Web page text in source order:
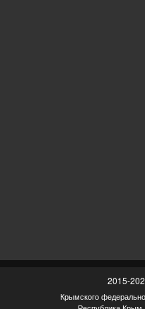
2015-
Крымского